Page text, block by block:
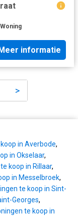
informatie
>
in Averbode,
in Okselaar,
koop in Rillaar,
in Messelbroek,
te koop in Sint-
Georges,
te koop in